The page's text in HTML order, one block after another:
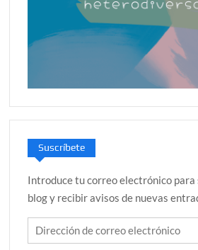
Suscríbete
Introduce tu correo electrónico
blog y recibir avisos de nuevas
Dirección
de